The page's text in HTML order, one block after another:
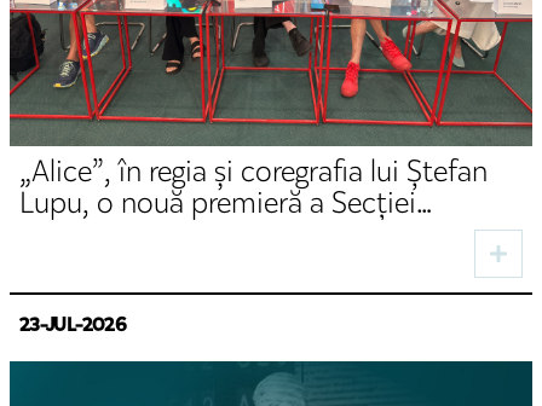
„Alice”, în regia și coregrafia lui Ștefan
Lupu, o nouă premieră a Secției
23-JUL-2026